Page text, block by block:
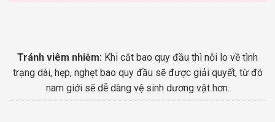
Tránh viêm nhiễm: Khi cắt bao quy đầu thì nỗi lo về tình
trạng dài, hẹp, nghẹt bao quy đầu sẽ được giải quyết, từ đó
nam giới sẽ dễ dàng vệ sinh dương vật hơn.